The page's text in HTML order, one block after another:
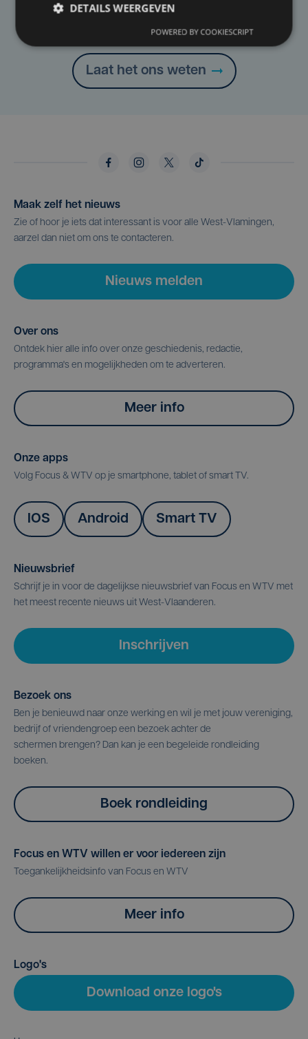
Heb je een taal- of schrijffout opgemerkt in dit
artikel?
Laat het ons weten
Maak zelf het nieuws
Zie of hoor je iets dat interessant is voor alle West-Vlamingen,
aarzel dan niet om ons te contacteren.
Nieuws melden
Over ons
Ontdek hier alle info over onze geschiedenis, redactie,
programma's en mogelijkheden om te adverteren.
Meer info
Onze apps
Volg Focus & WTV op je smartphone, tablet of smart TV.
IOS Android Smart TV
Nieuwsbrief
Schrijf je in voor de dagelijkse nieuwsbrief van Focus en WTV met
het meest recente nieuws uit West-Vlaanderen.
Inschrijven
Bezoek ons
Ben je benieuwd naar onze werking en wil je met jouw vereniging,
bedrijf of vriendengroep een bezoek achter de
schermen brengen? Dan kan je een begeleide rondleiding
boeken.
Boek rondleiding
Focus en WTV willen er voor iedereen zijn
Toegankelijkheidsinfo van Focus en WTV
Meer info
Logo's
Download onze logo's
DETAILS WEERGEVEN
POWERED BY COOKIESCRIPT